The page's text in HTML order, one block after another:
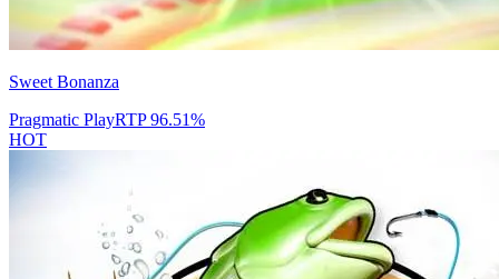
Sweet Bonanza
Pragmatic PlayRTP96.51%
HOT